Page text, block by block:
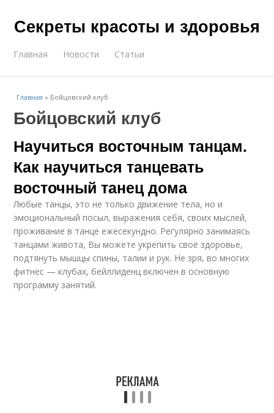
Секреты красоты и здоровья
Главная Новости Статьи
Главная » Бойцовский клуб
Бойцовский клуб
Научиться восточным танцам.
Как научиться танцевать
восточный танец дома
Любые танцы, это не только движение тела, но и
эмоциональный посыл, выражения себя, своих мыслей,
проживание в танце ежесекундно. Регулярно занимаясь
танцами живота, Вы можете укрепить своё здоровье,
подтянуть мышцы спины, талии и рук. Не зря, во многих
фитнес — клубах, бейллиденц включен в основную
программу занятий.